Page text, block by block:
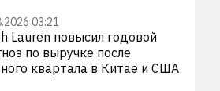
03:21
Lauren повысил годовой
по выручке после
квартала в Китае и США